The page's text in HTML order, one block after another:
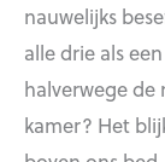
nauwelijks
alle drie als
halverwege de
kamer? Het